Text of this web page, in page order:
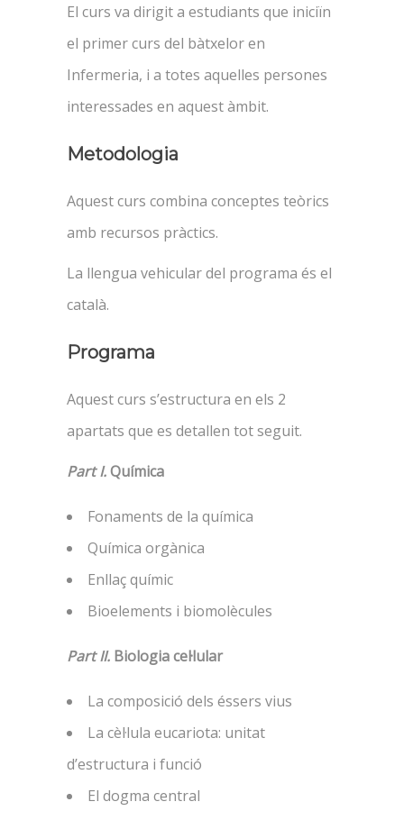
El curs va dirigit a estudiants que iniciïn
el primer curs del bàtxelor en
Infermeria, i a totes aquelles persones
interessades en aquest àmbit.
Metodologia
Aquest curs combina conceptes teòrics
amb recursos pràctics.
La llengua vehicular del programa és el
català.
Programa
Aquest curs s’estructura en els 2
apartats que es detallen tot seguit.
Part I.Química
Fonaments de la química
Química orgànica
Enllaç químic
Bioelements i biomolècules
Part II. Biologia cel·lular
La composició dels éssers vius
La cèl·lula eucariota: unitat
d’estructura i funció
El dogma central